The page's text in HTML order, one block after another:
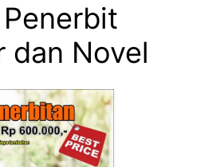
dan Novel